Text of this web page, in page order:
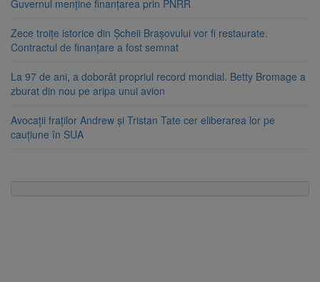
Guvernul menține finanțarea prin PNRR
Zece troițe istorice din Șcheii Brașovului vor fi restaurate.
Contractul de finanțare a fost semnat
La 97 de ani, a doborât propriul record mondial. Betty Bromage a
zburat din nou pe aripa unui avion
Avocații fraților Andrew și Tristan Tate cer eliberarea lor pe
cauțiune în SUA